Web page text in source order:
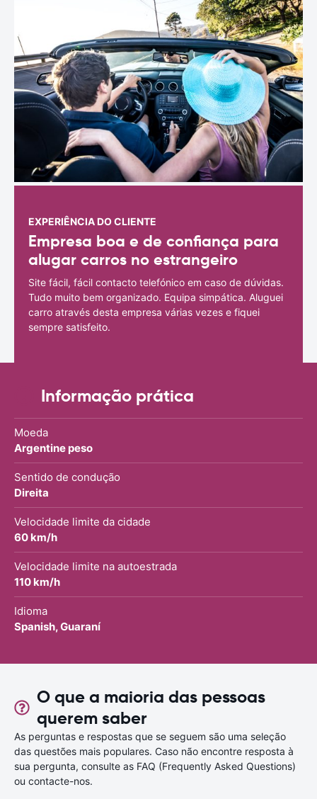
EXPERIÊNCIA DO CLIENTE
Empresa boa e de confiança para
alugar carros no estrangeiro
Site fácil, fácil contacto telefónico em caso de dúvidas.
Tudo muito bem organizado. Equipa simpática. Aluguei
carro através desta empresa várias vezes e fiquei
sempre satisfeito.
Informação prática
Moeda
Argentine peso
Sentido de condução
Direita
Velocidade limite da cidade
60 km/h
Velocidade limite na autoestrada
110 km/h
Idioma
Spanish, Guaraní
O que a maioria das pessoas
querem saber
As perguntas e respostas que se seguem são uma seleção
das questões mais populares. Caso não encontre resposta à
sua pergunta, consulte as FAQ (Frequently Asked Questions)
ou contacte-nos.